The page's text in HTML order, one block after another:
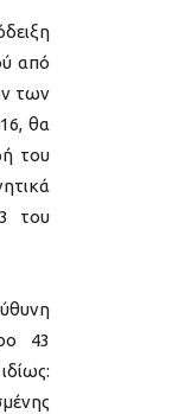
από
των
θα
του
του
43